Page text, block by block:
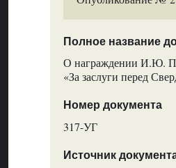
Полное название
О награждении И.Ю.
«За заслуги перед
Номер документа
317-УГ
Источник